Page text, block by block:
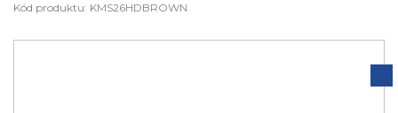
Kód produktu: KMS26HDBROWN